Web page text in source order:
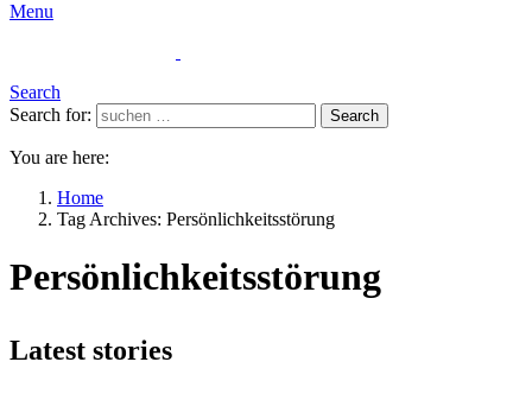
Menu
Search
Search for:
Search
You are here:
Home
Tag Archives: Persönlichkeitsstörung
Persönlichkeitsstörung
Latest stories